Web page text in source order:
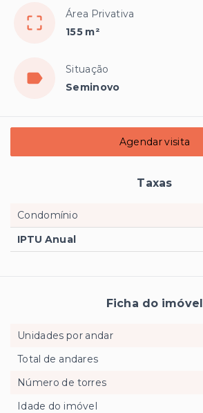
Área Privativa
155 m²
Situação
Seminovo
Agendar visita
Taxas
Condomínio
IPTU Anual
Ficha do imóvel
Unidades por andar
Total de andares
Número de torres
Idade do imóvel